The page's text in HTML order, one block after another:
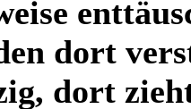
dort
dort